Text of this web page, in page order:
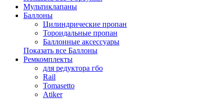
Мультиклапаны
Баллоны
Цилиндрические пропан
Тороидальные пропан
Баллонные аксессуары
Показать все Баллоны
Ремкомплекты
для редуктора гбо
Rail
Tomasetto
Atiker